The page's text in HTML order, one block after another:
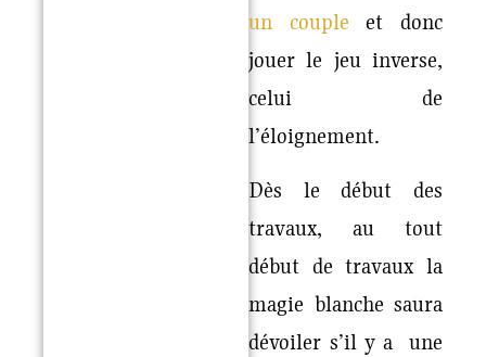
un couple et donc
jouer le jeu inverse,
celui de
l’éloignement.
Dès le début des
travaux, au tout
début de travaux la
magie blanche saura
dévoiler s’il y a une